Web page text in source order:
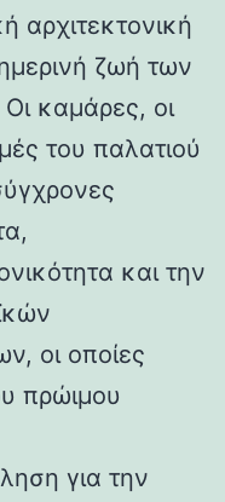
αρχιτεκτονική
ζωή των
καμάρες, οι
του παλατιού
και την
οι οποίες
πρώιμου
για την